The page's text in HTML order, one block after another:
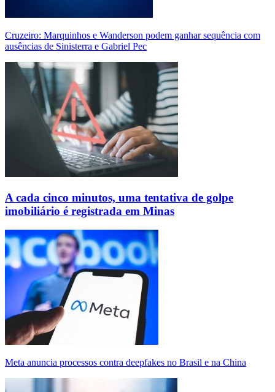
Cruzeiro: Marquinhos e Wanderson podem ganhar sequência com
ausências de Sinisterra e Gabriel Pec
A cada cinco minutos, uma tentativa de golpe
imobiliário é registrada em Minas
Meta anuncia processos contra deepfakes no Brasil e na China